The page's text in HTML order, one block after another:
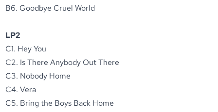
B6. Goodbye Cruel World
LP2
C1. Hey You
C2. Is There Anybody Out There
C3. Nobody Home
C4. Vera
C5. Bring the Boys Back Home